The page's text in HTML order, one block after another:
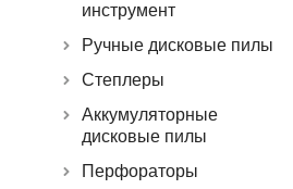
инструмент
Ручные дисковые пилы
Степлеры
Аккумуляторные
дисковые пилы
Перфораторы